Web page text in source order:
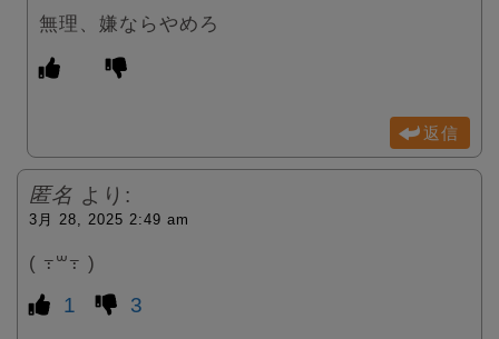
無理、嫌ならやめろ
返信
匿名 より:
3月 28, 2025 2:49 am
( ߹꒳​߹ )
1 3